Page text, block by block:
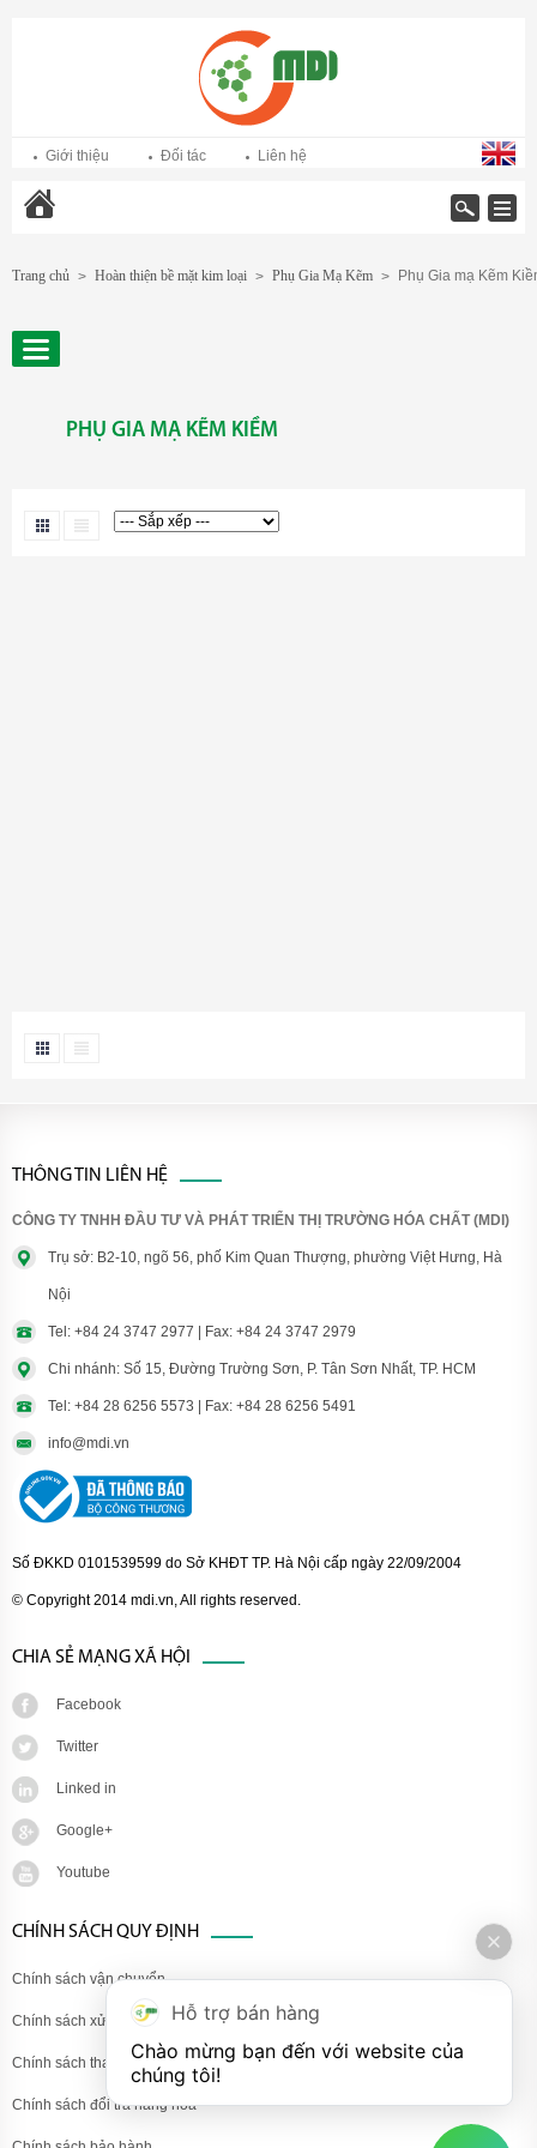
Giới thiệu Đối tác Liên hệ
Trang chủ > Hoàn thiện bề mặt kim loại > Phụ Gia Mạ Kẽm > Phụ Gia mạ Kẽm
PHỤ GIA MẠ KẼM KIỀM
THÔNG TIN LIÊN HỆ
CÔNG TY TNHH ĐẦU TƯ VÀ PHÁT TRIỂN THỊ TRƯỜNG HÓA CHẤT (MDI)
Trụ sở: B2-10, ngõ 56, phố Kim Quan Thượng, phường Việt Hưng, Hà
Nội
Tel: +84 24 3747 2977 | Fax: +84 24 3747 2979
Chi nhánh: Số 15, Đường Trường Sơn, P. Tân Sơn Nhất, TP. HCM
Tel: +84 28 6256 5573 | Fax: +84 28 6256 5491
info@mdi.vn
Số ĐKKD 0101539599 do Sở KHĐT TP. Hà Nội cấp ngày 22/09/2004
© Copyright 2014 mdi.vn, All rights reserved.
CHIA SẺ MẠNG XÃ HỘI
Facebook
Twitter
Linked in
Google+
Youtube
CHÍNH SÁCH QUY ĐỊNH
Chính sách vận chuyển
Chính sách xử lý khiếu nại
Chính sách thanh toán
Chính sách đổi trả hàng hóa
Hỗ trợ bán hàng
Chào mừng bạn đến với website của
chúng tôi!